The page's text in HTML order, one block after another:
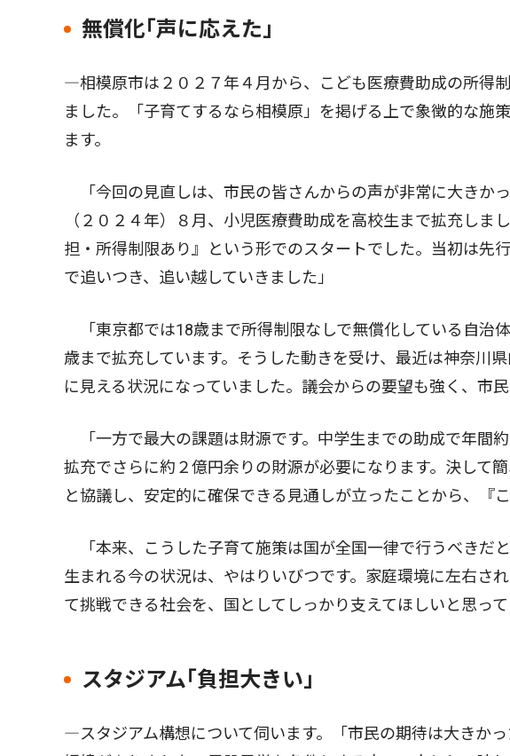
無償化｢声に応えた｣
―相模原市は２０２７年４月から、こども医療費助成の所得
ました。「子育てするなら相模原」を掲げる上で象徴的な施
ます。
「今回の見直しは、市民の皆さんからの声が非常に大きか
（２０２４年）８月、小児医療費助成を高校生まで拡充しま
担・所得制限あり』という形でのスタートでした。当初は先
で追いつき、追い越していきました」
「東京都では18歳まで所得制限なしで無償化している自治
歳まで拡充しています。そうした動きを受け、最近は神奈川
に見える状況になっていました。議会からの要望も強く、市
「一方で最大の課題は財源です。中学生までの助成で年間
拡充でさらに約２億円余りの財源が必要になります。決して
と協議し、安定的に確保できる見通しが立ったことから、『
「本来、こうした子育て施策は国が全国一律で行うべきだ
生まれる今の状況は、やはりいびつです。家庭環境に左右さ
て挑戦できる社会を、国としてしっかり支えてほしいと思って
スタジアム｢負担大きい｣
―スタジアム構想について伺います。「市民の期待は大きか